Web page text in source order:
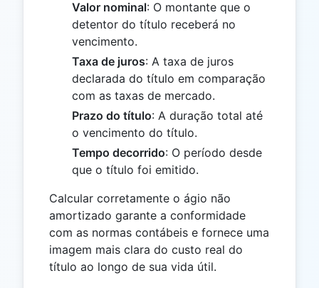
Valor nominal: O montante que o
detentor do título receberá no
vencimento.
Taxa de juros: A taxa de juros
declarada do título em comparação
com as taxas de mercado.
Prazo do título: A duração total até
o vencimento do título.
Tempo decorrido: O período desde
que o título foi emitido.
Calcular corretamente o ágio não
amortizado garante a conformidade
com as normas contábeis e fornece uma
imagem mais clara do custo real do
título ao longo de sua vida útil.